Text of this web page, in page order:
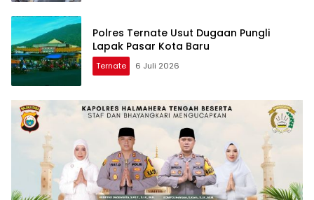
Polres Ternate Usut Dugaan Pungli
Lapak Pasar Kota Baru
Ternate 6 Juli 2026